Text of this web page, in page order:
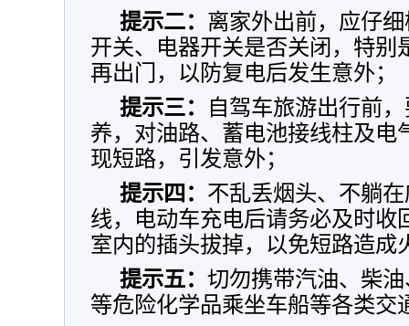
提示二： 离家外出前，应仔
开关、电器开关是否关闭，特别
再出门，以防复电后发生意外；
提示三：
自驾车旅游出行前
养，对油路、蓄电池接线柱及电
现短路，引发意外；
提示四： 不乱丢烟头、不躺
线，电动车充电后请务必及时收
室内的插头拔掉，以免短路造成
提示五： 切勿携带汽油、柴
等危险化学品乘坐车船等各类交